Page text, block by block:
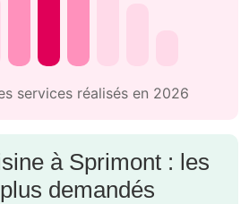
services réalisés en 2026
à Sprimont : les
demandés